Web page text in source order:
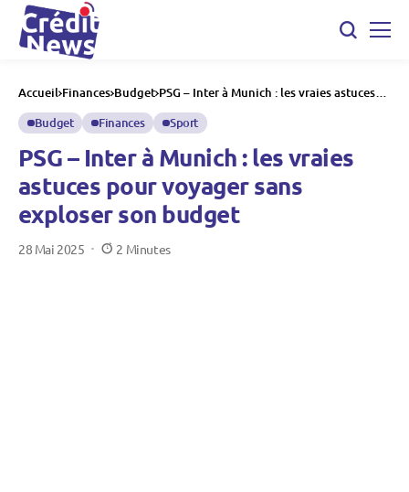
Accueil Finances Budget PSG – Inter à Munich : les vraies astuces
Budget
Finances Sport
PSG – Inter à Munich : les vraies
astuces pour voyager sans
exploser son budget
28 Mai 2025 2 Minutes